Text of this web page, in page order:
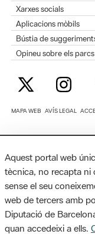
Xarxes socials
Aplicacions mòbils
Bústia de
Opineu sobre els parcs
MAPA WEB AVÍS LEGAL
Diputació de
Aquest portal web
tècnica, no recapta ni
sense el seu
web de tercers amb
Diputació de
quan accedeixi a ells.